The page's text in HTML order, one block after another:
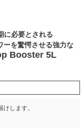
必要とされる
ーを驚愕させる強力な
Booster 5L
けします。